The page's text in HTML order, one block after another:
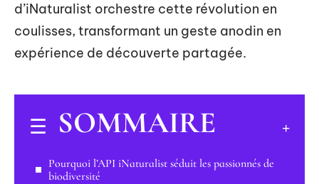
d’iNaturalist orchestre cette révolution en
coulisses, transformant un geste anodin en
expérience de découverte partagée.
SOMMAIRE
Pourquoi l’API iNaturalist séduit les passionnés de
biodiversité